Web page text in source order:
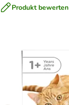
Produkt bewerten